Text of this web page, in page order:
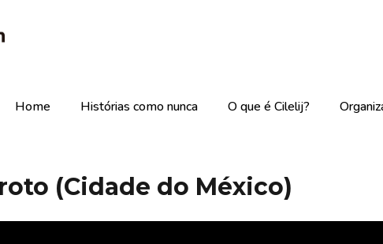
Home Histórias como nunca O que é Cilelij?
(Cidade do México)